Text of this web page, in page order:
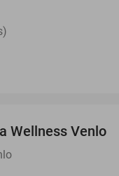
Wellness Venlo